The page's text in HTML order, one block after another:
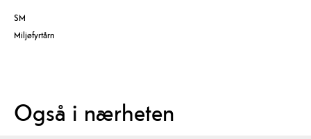
SM
Miljøfyrtårn
Også i nærheten